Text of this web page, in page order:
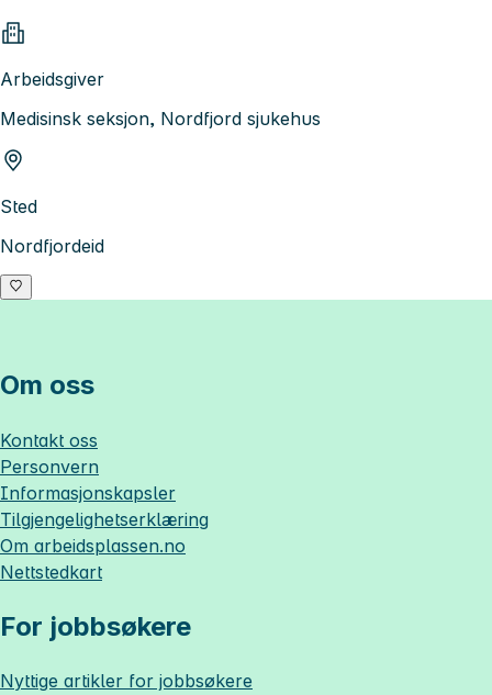
Arbeidsgiver
Medisinsk seksjon, Nordfjord sjukehus
Sted
Nordfjordeid
Om oss
Kontakt oss
Personvern
Informasjonskapsler
Tilgjengelighetserklæring
Om arbeidsplassen.no
Nettstedkart
For jobbsøkere
Nyttige artikler for jobbsøkere